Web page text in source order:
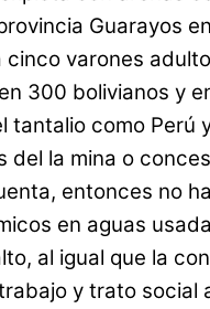
Guarayos
varones
300 bolivianos y
tantalio como
la mina o
entonces no
en aguas
al igual que la
y trato